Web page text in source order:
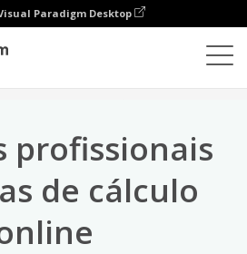
Paradigm Desktop
profissionais
de cálculo
×
principais
(13)
Timelines (5)
(10)